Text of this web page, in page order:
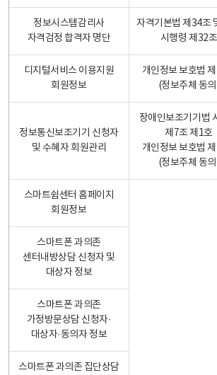
정보시스템감리사
자격검정 합격자 명단
자격기본법 제34조
시행령 제32조
디지털서비스 이용지원
회원정보
개인정보 보호법
(정보주체 동
정보통신보조기기 신청자
및 수혜자 회원관리
장애인보조기기법
제7조 제1호
개인정보 보호법
(정보주체 동
스마트쉼센터 홈페이지
회원정보
스마트폰 과의존
센터내방상담 신청자 및
대상자 정보
스마트폰 과의존
가정방문상담 신청자·
대상자·동의자 정보
스마트폰 과의존 집단상담